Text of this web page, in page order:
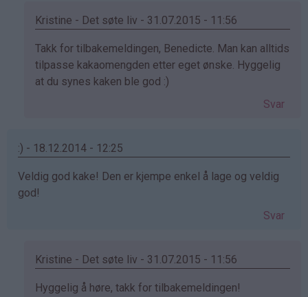
Kristine - Det søte liv - 31.07.2015 - 11:56
Som
svar
på
bekreftet)
Takk for tilbakemeldingen, Benedicte. Man kan alltids
tilpasse kakaomengden etter eget ønske. Hyggelig
at du synes kaken ble god :)
Svar
:) - 18.12.2014 - 12:25
Veldig god kake! Den er kjempe enkel å lage og veldig
god!
Svar
Kristine - Det søte liv - 31.07.2015 - 11:56
Som
Hyggelig å høre, takk for tilbakemeldingen!